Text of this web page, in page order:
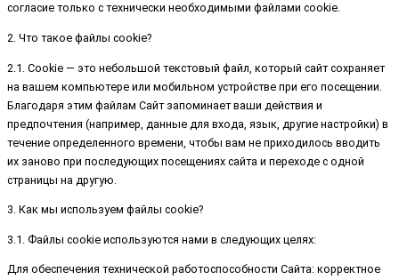
согласие только с технически необходимыми файлами cookie.
2. Что такое файлы cookie?
2.1. Cookie — это небольшой текстовый файл, который сайт сохраняет
на вашем компьютере или мобильном устройстве при его посещении.
Благодаря этим файлам Сайт запоминает ваши действия и
предпочтения (например, данные для входа, язык, другие настройки) в
течение определенного времени, чтобы вам не приходилось вводить
их заново при последующих посещениях сайта и переходе с одной
страницы на другую.
3. Как мы используем файлы cookie?
3.1. Файлы cookie используются нами в следующих целях:
Для обеспечения технической работоспособности Сайта: корректное